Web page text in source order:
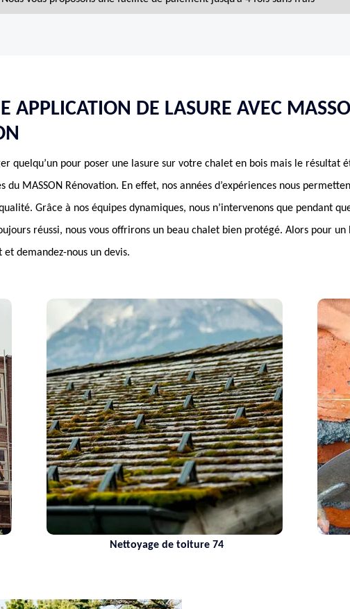
APPLICATION DE LASURE AVEC
quelqu’un pour poser une lasure sur votre chalet en bois mais le résultat
du MASSON Rénovation. En effet, nos années d’expériences nous
Grâce à nos équipes dynamiques, nous n’intervenons que pendant
réussi, nous vous offrirons un beau chalet bien protégé. Alors pour un
demandez-nous un devis.
Nettoyage de toiture 74 Maçon